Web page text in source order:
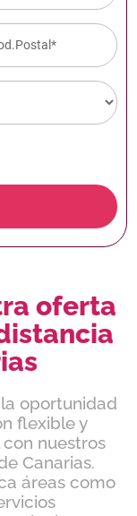
oferta
oportunidad
flexible y
nuestros
Canarias.
áreas como